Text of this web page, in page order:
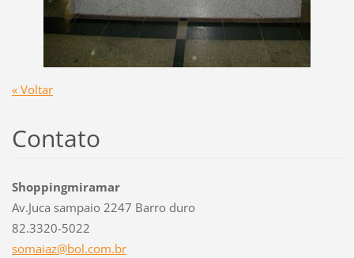
« Voltar
Contato
Shoppingmiramar
Av.Juca sampaio 2247 Barro duro
82.3320-5022
somaiaz@bol.com.br